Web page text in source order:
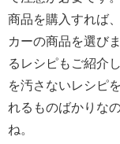
商品を購入すれば
カーの商品を選び
るレシピもご紹介
を汚さないレシピ
れるものばかりな
ね。